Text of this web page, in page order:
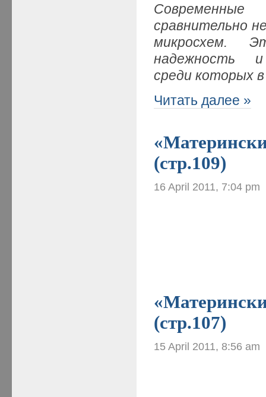
сравнительно
микросхем.
надежность и
среди которых
Читать далее »
(стр.109)
16 April 2011, 7:04 pm
(стр.107)
15 April 2011, 8:56 am